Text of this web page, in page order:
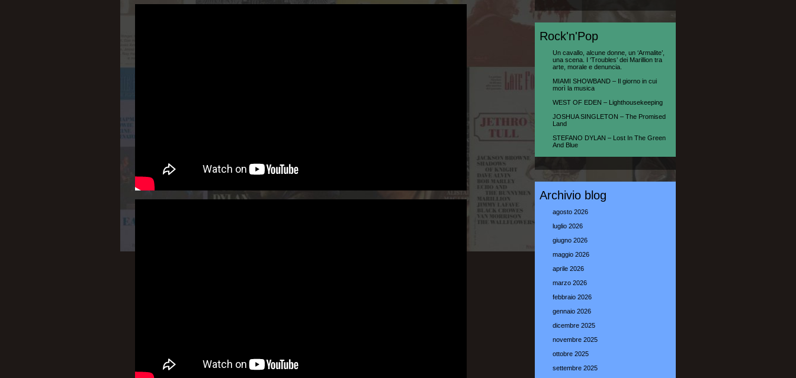
Rock'n'Pop
Un cavallo, alcune donne, un ‘Armalite’,
una scena. I ‘Troubles’ dei Marillion tra
arte, morale e denuncia.
MIAMI SHOWBAND – Il giorno in cui
morì la musica
WEST OF EDEN – Lighthousekeeping
JOSHUA SINGLETON – The Promised
Land
STEFANO DYLAN – Lost In The Green
And Blue
Archivio blog
agosto 2026
luglio 2026
giugno 2026
maggio 2026
aprile 2026
marzo 2026
febbraio 2026
gennaio 2026
dicembre 2025
novembre 2025
ottobre 2025
settembre 2025